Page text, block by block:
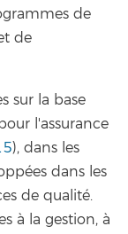
de
de
sur la base
l'assurance
), dans les
dans les
de qualité.
à la gestion, à